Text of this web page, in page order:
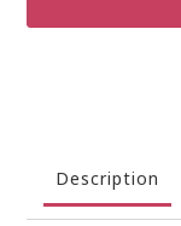
Description